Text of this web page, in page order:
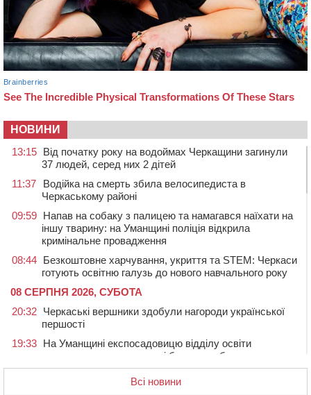
НОВИНИ
13:15 Від початку року на водоймах Черкащини загинули
37 людей, серед них 2 дітей
11:37
Водійка на смерть збила велосипедиста в
Черкаському районі
09:59 Напав на собаку з палицею та намагався наїхати на
іншу тварину: на Уманщині поліція відкрила
кримінальне провадження
08:44 Безкоштовне харчування, укриття та STEM: Черкаси
готують освітню галузь до нового навчального року
08 СЕРПНЯ 2026, СУБОТА
20:32 Черкаські вершники здобули нагороди української
першості
19:33 На Уманщині експосадовицю відділу освіти
судитимуть через завдані бюджету збитки
У Єрках прощатимуться з полеглим на Курщині
Всі новини